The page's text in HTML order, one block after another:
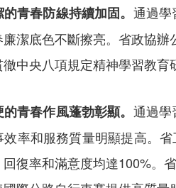
青春防線持續加固。 通過
潔底色不斷擦亮。省政協
中央八項規定精神學習教育
青春作風蓬勃彰顯。 通過
率和服務質量明顯提高。
復率和滿意度均達100%。